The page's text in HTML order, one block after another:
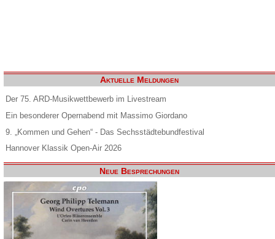
Aktuelle Meldungen
Der 75. ARD-Musikwettbewerb im Livestream
Ein besonderer Opernabend mit Massimo Giordano
9. „Kommen und Gehen“ - Das Sechsstädtebundfestival
Hannover Klassik Open-Air 2026
Neue Besprechungen